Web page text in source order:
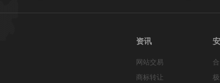
资讯
网站交易
商标转让